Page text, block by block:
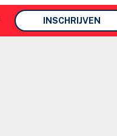
INSCHRIJVEN